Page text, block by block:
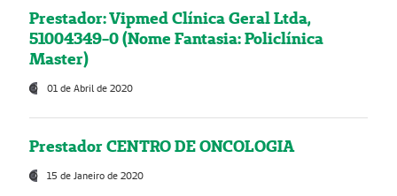
Prestador: Vipmed Clínica Geral Ltda,
51004349-0 (Nome Fantasia: Policlínica
Master)
01 de Abril de 2020
Prestador CENTRO DE ONCOLOGIA
15 de Janeiro de 2020